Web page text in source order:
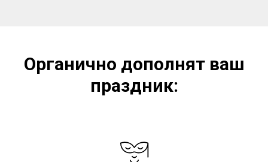
Органично дополнят ваш
праздник: